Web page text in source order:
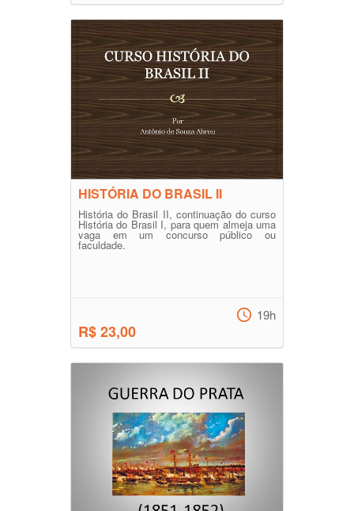
HISTÓRIA DO BRASIL II
História do Brasil II, continuação do curso
História do Brasil I, para quem almeja uma
vaga em um concurso público ou
faculdade.
R$ 23,00
19h